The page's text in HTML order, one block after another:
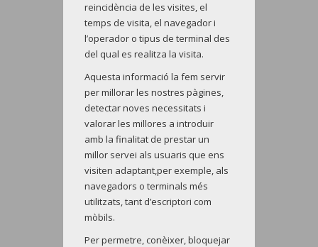
reincidència de les visites, el
temps de visita, el navegador i
l’operador o tipus de terminal des
del qual es realitza la visita.
Aquesta informació la fem servir
per millorar les nostres pàgines,
detectar noves necessitats i
valorar les millores a introduir
amb la finalitat de prestar un
millor servei als usuaris que ens
visiten adaptant,per exemple, als
navegadors o terminals més
utilitzats, tant d’escriptori com
mòbils.
Per permetre, conèixer, bloquejar